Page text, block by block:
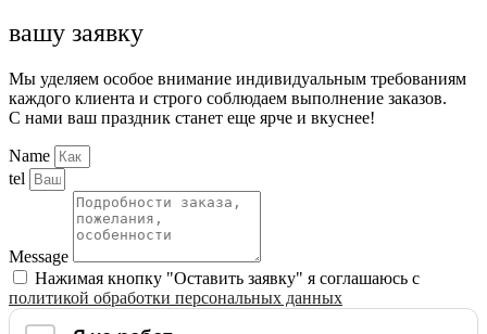
вашу заявку
Мы уделяем особое внимание индивидуальным требованиям
каждого клиента и строго соблюдаем выполнение заказов.
С нами ваш праздник станет еще ярче и вкуснее!
Name
tel
Message
Нажимая кнопку "Оставить заявку" я соглашаюсь с
политикой обработки персональных данных